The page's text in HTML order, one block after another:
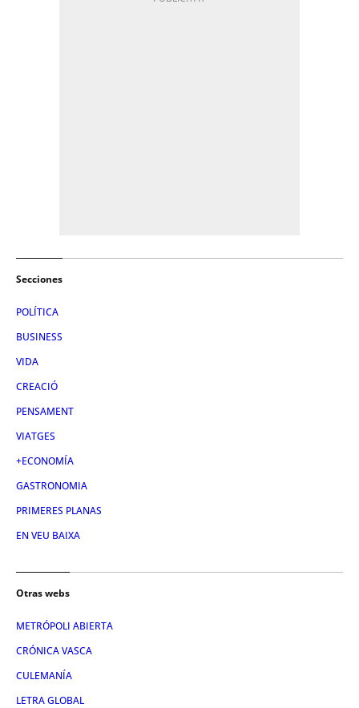
Secciones
POLÍTICA
BUSINESS
VIDA
CREACIÓ
PENSAMENT
VIATGES
+ECONOMÍA
GASTRONOMIA
PRIMERES PLANAS
EN VEU BAIXA
Otras webs
METRÓPOLI ABIERTA
CRÓNICA VASCA
CULEMANÍA
LETRA GLOBAL